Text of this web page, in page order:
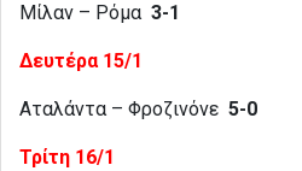
Μίλαν – Ρόμα 3-1
Δευτέρα 15/1
Αταλάντα – Φροζινόνε 5-0
Τρίτη 16/1